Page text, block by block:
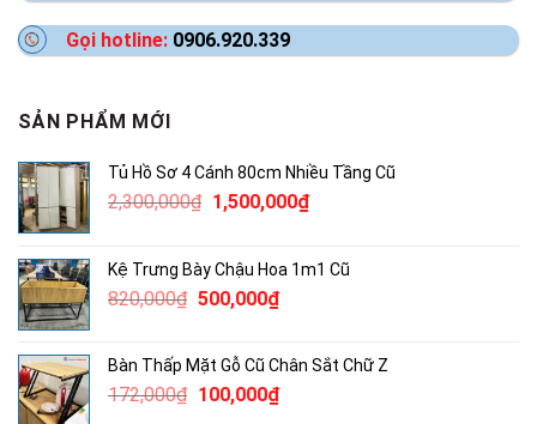
Gọi hotline: 0906.920.339
SẢN PHẨM MỚI
Tủ Hồ Sơ 4 Cánh 80cm Nhiều Tầng Cũ
2,300,000₫ Giá
2,300,000₫.
1,500,000₫Giá
là:
Kệ Trưng Bày Chậu Hoa 1m1 Cũ
820,000₫ Giá
820,000₫.
500,000₫Giá
là:
500,000₫.
Bàn Thấp Mặt Gỗ Cũ Chân Sắt Chữ Z
172,000₫ Giá
100,000₫Giá